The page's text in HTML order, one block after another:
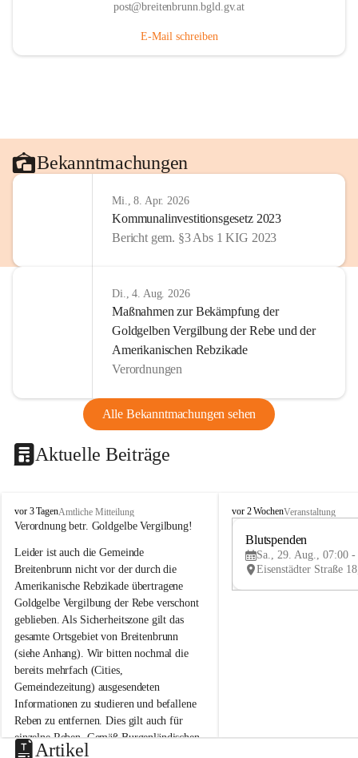
post@breitenbrunn.bgld.gv.at
E-Mail schreiben
Bekanntmachungen
Mi., 8. Apr. 2026
Kommunalinvestitionsgesetz 2023
Bericht gem. §3 Abs 1 KIG 2023
Di., 4. Aug. 2026
Maßnahmen zur Bekämpfung der
Goldgelben Vergilbung der Rebe und der
Amerikanischen Rebzikade
Verordnungen
Alle Bekanntmachungen sehen
Aktuelle Beiträge
B
r
i
t
e
n
b
r
u
n
n
a
m
N
e
u
vor 3 TagenAmtliche Mitteilung
Verordnung betr. Goldgelbe Vergilbung!
Leider ist auch die Gemeinde
Breitenbrunn nicht vor der durch die
Amerikanische Rebzikade übertragene
Goldgelbe Vergilbung der Rebe verschont
geblieben. Als Sicherheitszone gilt das
gesamte Ortsgebiet von Breitenbrunn
(siehe Anhang). Wir bitten nochmal die
bereits mehrfach (Cities,
Gemeindezeitung) ausgesendeten
Informationen zu studieren und befallene
Reben zu entfernen. Dies gilt auch für
einzelne Reben. Gemäß Burgenländischen
Weinbaugesetz sind nicht gepflegte oder
B
e
u
vor 2 WochenVeranstaltung
Blutspenden
Sa., 29. Aug., 07:00 -
Artikel